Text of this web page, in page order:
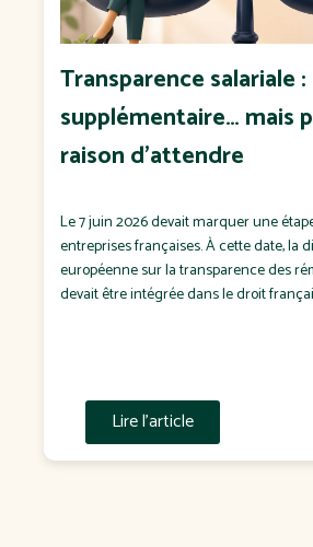
Transparence salariale
supplémentaire… mais
raison d'attendre
Le 7 juin 2026 devait marquer une
entreprises françaises. À cette date, la
européenne sur la transparence des
devait être intégrée dans le droit
Lire l'article